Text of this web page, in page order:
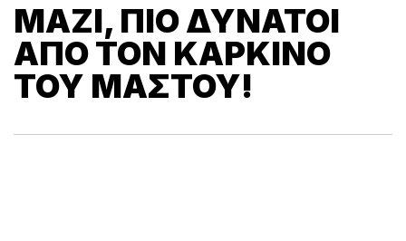
ΜΑΖΊ, ΠΙΟ ΔΥΝΑΤΟΊ
ΑΠΌ ΤΟΝ ΚΑΡΚΊΝΟ
ΤΟΥ ΜΑΣΤΟΎ!